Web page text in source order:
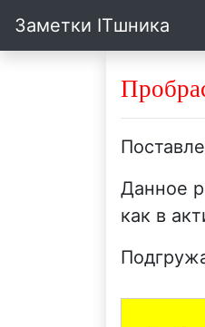
Заметки ITшника
Данное
как в